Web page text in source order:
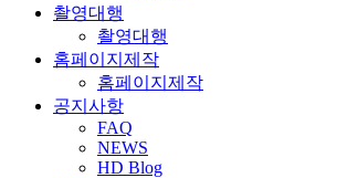
촬영대행
촬영대행
홈페이지제작
홈페이지제작
공지사항
FAQ
NEWS
HD Blog